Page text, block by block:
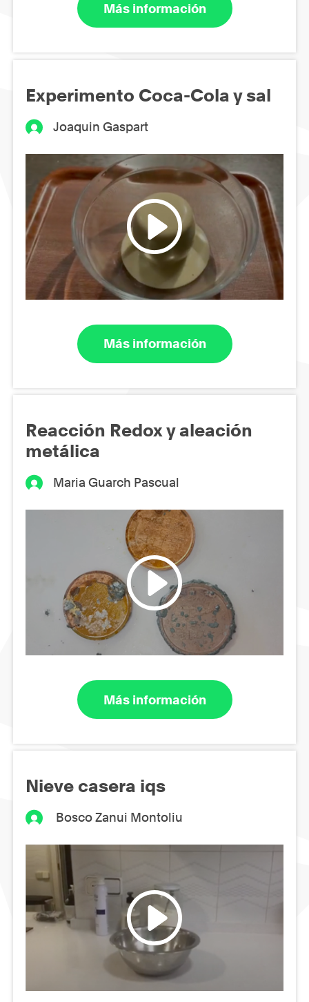
Más información
Experimento Coca-Cola y sal
Joaquin Gaspart
Más información
Reacción Redox y aleación
metálica
Maria Guarch Pascual
Más información
Nieve casera iqs
Bosco Zanui Montoliu